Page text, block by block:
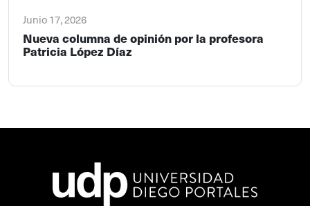
Junio 17, 2026
Nueva columna de opinión por la profesora
Patricia López Díaz